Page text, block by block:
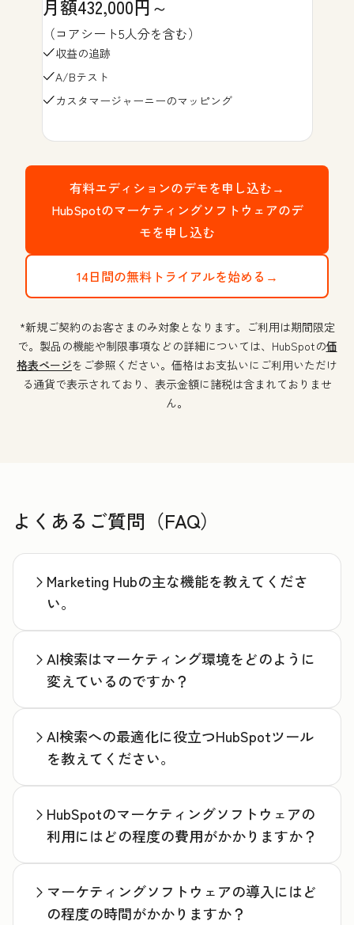
月額432,000円～
（コアシート5人分を含む）
収益の追跡
A/Bテスト
カスタマージャーニーのマッピング
有料エディションのデモを申し込む→
HubSpotのマーケティングソフトウェアのデ
モを申し込む
14日間の無料トライアルを始める→
*新規ご契約のお客さまのみ対象となります。ご利用は期間限定
で。製品の機能や制限事項などの詳細については、HubSpotの価
格表ページをご参照ください。価格はお支払いにご利用いただけ
る通貨で表示されており、表示金額に諸税は含まれておりませ
ん。
よくあるご質問（FAQ）
Marketing Hubの主な機能を教えてくださ
い。
AI検索はマーケティング環境をどのように
変えているのですか？
AI検索への最適化に役立つHubSpotツール
を教えてください。
HubSpotのマーケティングソフトウェアの
利用にはどの程度の費用がかかりますか？
マーケティングソフトウェアの導入にはど
の程度の時間がかかりますか？